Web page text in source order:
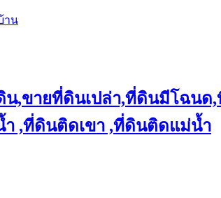
าน
น,ขายที่ดินเปล่า,ที่ดินมีโฉน
ำ ,ที่ดินติดเขา ,ที่ดินติดแม่น้ำ